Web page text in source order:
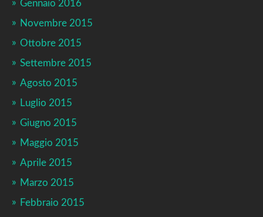
Gennaio 2016
Novembre 2015
Ottobre 2015
Settembre 2015
Agosto 2015
Luglio 2015
Giugno 2015
Maggio 2015
Aprile 2015
Marzo 2015
Febbraio 2015